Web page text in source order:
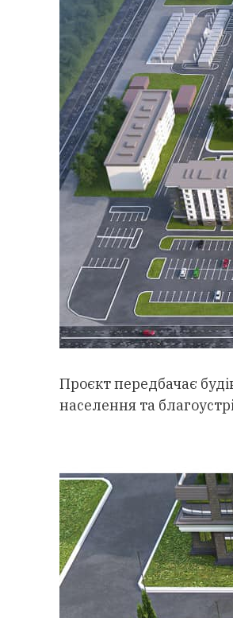
Проєкт передбачає
населення та